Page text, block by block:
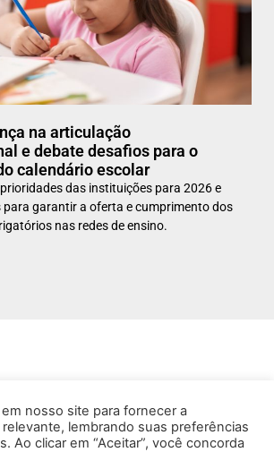
na articulação
e debate desafios para o
calendário escolar
das instituições para 2026 e
garantir a oferta e cumprimento dos
nas redes de ensino.
nosso site para fornecer a
lembrando suas preferências
Ao clicar em “Aceitar”, você concorda